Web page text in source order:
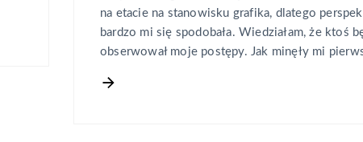
na etacie na stanowisku grafika, dlatego
bardzo mi się spodobała. Wiedziałam, że ktoś
obserwował moje postępy. Jak minęły mi